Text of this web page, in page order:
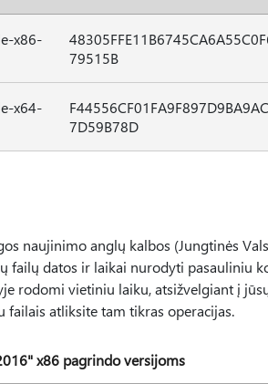
x86-
79515B
x64-
7D59B78D
naujinimo anglų kalbos (Jungtinės
failų datos ir laikai nurodyti pasauliniu
rodomi vietiniu laiku, atsižvelgiant į
failais atliksite tam tikras operacijas.
x86 pagrindo versijoms